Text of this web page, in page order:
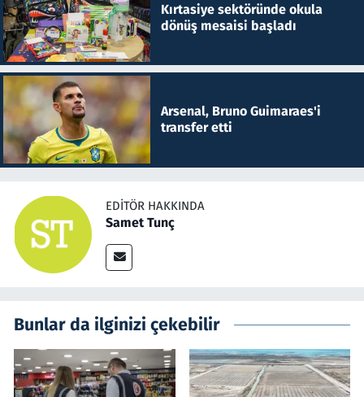
Kırtasiye sektöründe okula
dönüş mesaisi başladı
Arsenal, Bruno Guimaraes'i
transfer etti
EDITÖR HAKKINDA
Samet Tunç
Bunlar da ilginizi çekebilir